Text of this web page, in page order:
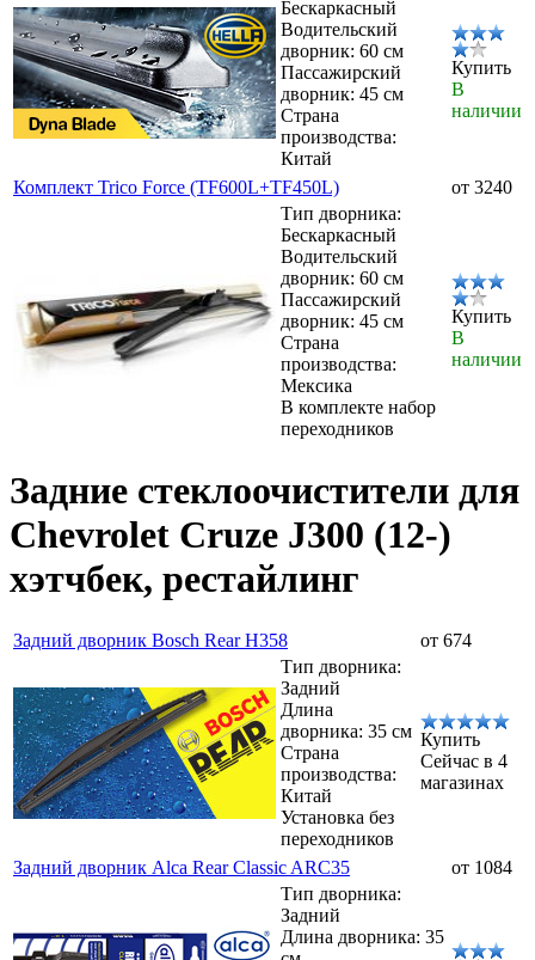
Бескаркасный
Водительский
дворник: 60 см
Пассажирский
дворник: 45 см
Страна
производства:
Китай
Купить
В
наличии
Комплект Trico Force (TF600L+TF450L)
от 3240
Тип дворника:
Бескаркасный
Водительский
дворник: 60 см
Пассажирский
дворник: 45 см
Страна
производства:
Мексика
В комплекте набор
переходников
Купить
В
наличии
Задние стеклоочистители для
Chevrolet Cruze J300 (12-)
хэтчбек, рестайлинг
Задний дворник Bosch Rear H358
от 674
Тип дворника:
Задний
Длина
дворника: 35 см
Страна
производства:
Китай
Установка без
переходников
Купить
Сейчас в 4
магазинах
Задний дворник Alca Rear Classic ARC35
от 1084
Тип дворника:
Задний
Длина дворника: 35